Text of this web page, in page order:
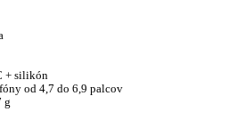
+ silikón
od 4,7 do 6,9 palcov
g